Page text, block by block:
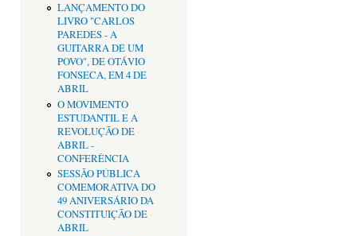
LANÇAMENTO DO
LIVRO "CARLOS
PAREDES - A
GUITARRA DE UM
POVO", DE OTÁVIO
FONSECA, EM 4 DE
ABRIL
O MOVIMENTO
ESTUDANTIL E A
REVOLUÇÃO DE
ABRIL -
CONFERÊNCIA
SESSÃO PÚBLICA
COMEMORATIVA DO
49 ANIVERSÁRIO DA
CONSTITUIÇÃO DE
ABRIL